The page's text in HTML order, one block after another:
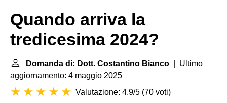
Quando arriva la
tredicesima 2024?
Domanda di: Dott. Costantino Bianco | Ultimo
aggiornamento: 4 maggio 2025
Valutazione: 4.9/5 (70 voti)